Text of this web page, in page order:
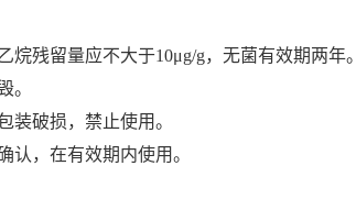
烷残留量应不大于10μg/g，无菌有效期两年。
。
装破损，禁止使用。
认，在有效期内使用。